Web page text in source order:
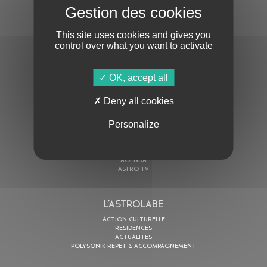
S'ABONNER À LA NEWSLETTER
En cochant cette case, j’accepte la Politique de confidentialité
AGENDA
ASTRO TV
L’ASTROLABE
ACTION CULTURELLE
RÉSIDENCES
ACTUALITÉS
POLYSONIK REPET & ACCOMPAGNEMENT
This site uses cookies and gives you
control over what you want to activate
OK, accept all
Deny all cookies
Personalize